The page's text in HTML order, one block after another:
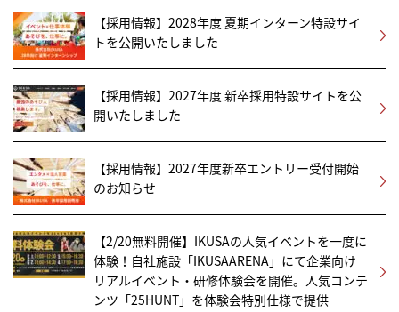
【採用情報】2028年度 夏期インターン特設サイ
トを公開いたしました
【採用情報】2027年度 新卒採用特設サイトを公
開いたしました
【採用情報】2027年度新卒エントリー受付開始
のお知らせ
【2/20無料開催】IKUSAの人気イベントを一度に
体験！自社施設「IKUSAARENA」にて企業向け
リアルイベント・研修体験会を開催。人気コンテ
ンツ「25HUNT」を体験会特別仕様で提供